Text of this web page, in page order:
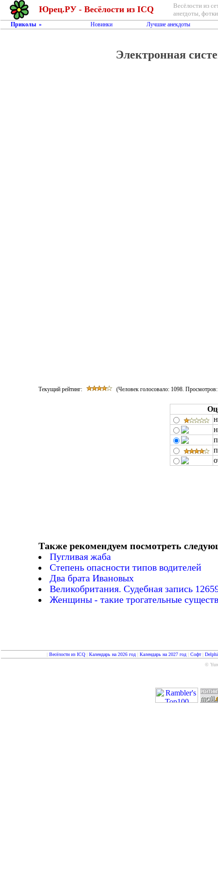
Юрец.РУ - Весёлости из ICQ
Весёлости из
анегдоты,
Приколы » Новинки Лучшие анекдоты
Электронная
Текущий рейтинг: (Человек голосовало: 1098.
Также рекомендуем посмотреть
Пугливая жаба
Степень опасности типов водителей
Два брата Ивановых
Великобpитания. Судебная запись
Женщины - такие трогательные
Весёлости из ICQ| Календарь на 2026 год| Календарь на 2027 год| Софт|
©